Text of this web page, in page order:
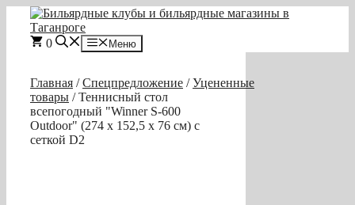
Перейти
содержимому
0 Меню
Главная /Спецпредложение /Уцененные
товары / Теннисный стол
всепогодный "Winner S-600
Outdoor" (274 х 152,5 х 76 см) с
сеткой D2